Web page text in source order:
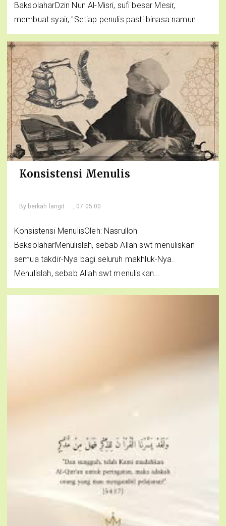
BaksolaharDzin Nun Al-Misri, sufi besar Mesir,
membuat syair, "Setiap penulis pasti binasa namun...
Konsistensi Menulis
By berkah langit , 07.05.00
Konsistensi MenulisOleh: Nasrulloh
BaksolaharMenulislah, sebab Allah swt menuliskan
semua takdir-Nya bagi seluruh makhluk-Nya.
Menulislah, sebab Allah swt menuliskan...